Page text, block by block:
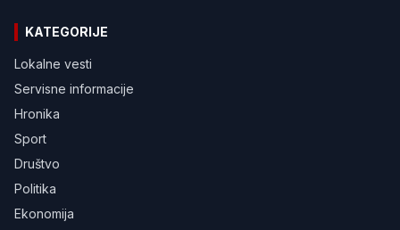
KATEGORIJE
Lokalne vesti
Servisne informacije
Hronika
Sport
Društvo
Politika
Ekonomija